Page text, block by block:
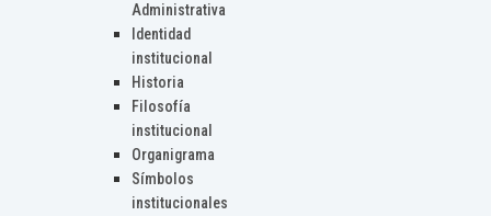
Administrativa
Identidad
institucional
Historia
Filosofía
institucional
Organigrama
Símbolos
institucionales